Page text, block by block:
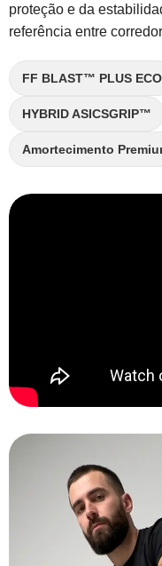
proteção e da
referência entre
FF BLAST™ PLUS ECO
HYBRID ASICSGRIP™
Amortecimento